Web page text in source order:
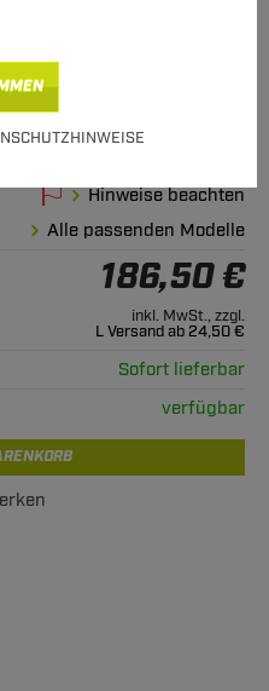
Hinweise beachten
Alle passenden Modelle
186,50 €
inkl. MwSt., zzgl.
L Versand ab 24,50 €
Sofort lieferbar
verfügbar